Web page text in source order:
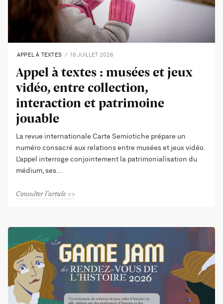
APPEL À TEXTES 16 JUILLET 2026
Appel à textes : musées et jeux
vidéo, entre collection,
interaction et patrimoine
jouable
La revue internationale Carte Semiotiche prépare un
numéro consacré aux relations entre musées et jeux vidéo.
L’appel interroge conjointement la patrimonialisation du
médium, ses
Consulter l'article